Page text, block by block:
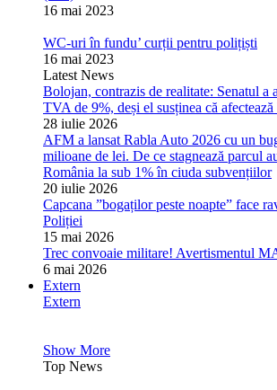
16 mai 2023
WC-uri în fundu’ curții pentru polițiști
16 mai 2023
Latest News
Bolojan, contrazis de realitate: Senatul a
TVA de 9%, deși el susținea că
28 iulie 2026
AFM a lansat Rabla Auto 2026 cu un
milioane de lei. De ce stagnează parcul
România la sub 1% în ciuda subvențiilor
20 iulie 2026
Capcana ”bogaților peste noapte” face
Poliției
15 mai 2026
Trec convoaie militare! Avertismentul
6 mai 2026
Extern
Extern
Show More
Top News